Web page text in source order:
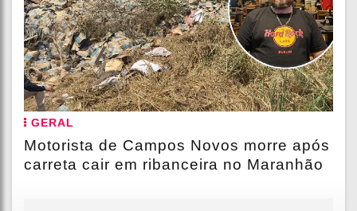
GERAL
Motorista de Campos Novos morre após
carreta cair em ribanceira no Maranhão